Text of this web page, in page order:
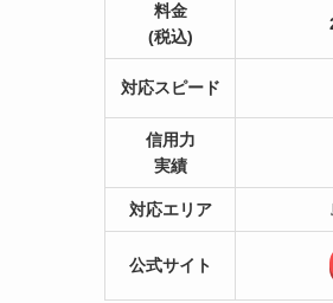
料金
(税込)
対応スピード
信用力
実績
対応エリア
公式サイト